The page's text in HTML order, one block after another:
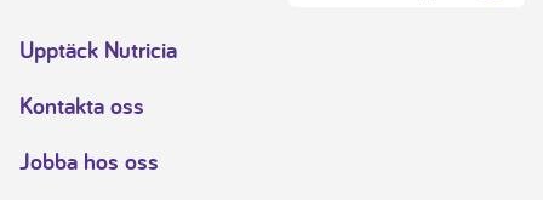
Upptäck Nutricia
Kontakta oss
Jobba hos oss